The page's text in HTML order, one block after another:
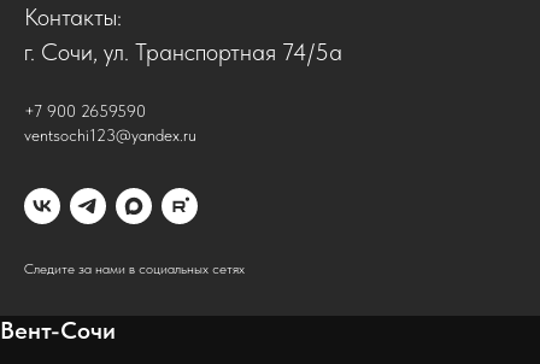
Контакты:
г. Сочи, ул. Транспортная 74/5а
+7 900 2659590
ventsochi123@yandex.ru
Следите за нами в социальных сетях
Вент-Сочи